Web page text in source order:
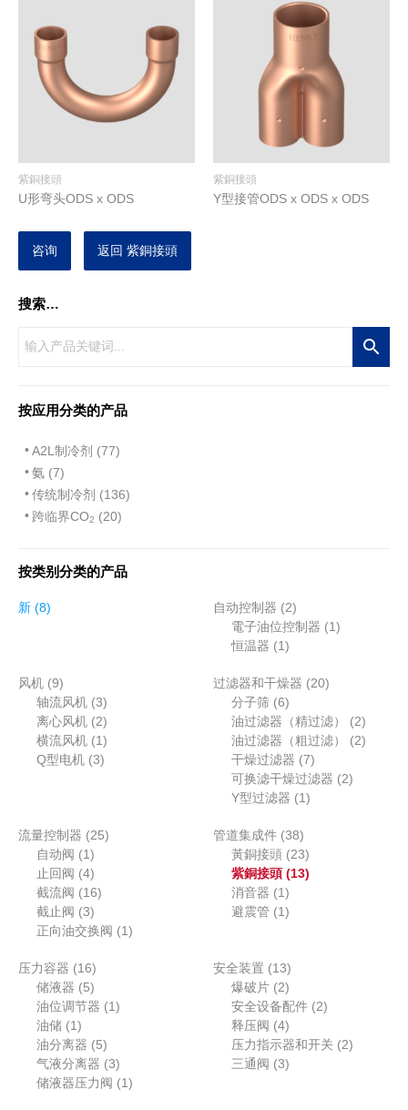
搜索…
按应用分类的产品
A2L制冷剂 (77)
氨 (7)
传统制冷剂 (136)
跨临界CO2 (20)
按类别分类的产品
新 88
自动控制器 22
个
電子油位控制器 1 1
恒温器 1 1
产
品
风机 99
个
产
品
轴流风机 33
个
产
品
离心风机 22
个
产
横流风机 1 1
个
Q型电机 33
过滤器和干燥器 202
个
产
分子筛 66
个
产
品
油过滤器（精过滤） 22
个
油过滤器（粗过滤） 22
干燥过滤器 77
个
可换滤干燥过滤器 22
Y型过滤器 1 1
品
流量控制器 252
自动阀 1 1
个
产
品
止回阀 44
个
产
品
截流阀 161
个
截止阀 33
个
品
正向油交换阀 1 1
管道集成件 383
8
个
黃銅接頭 232
3
紫銅接頭 131
消音器 1 1
个
避震管 1 1
品
压力容器 161
6
个
品
储液器 55
个
品
油位调节器 1 1
品
油储 1 1
个
产
品
油分离器 55
个
产
气液分离器 33
个
储液器压力阀 1 1
安全装置 131
3
个
产
品
爆破片 22
个
产
品
安全设备配件 22
产
释压阀 44
个
产
压力指示器和开关 22
三通阀 33
紫銅接頭
U形弯头ODS x ODS
紫銅接頭
Y型接管ODS x ODS x ODS
咨询 返回 紫銅接頭